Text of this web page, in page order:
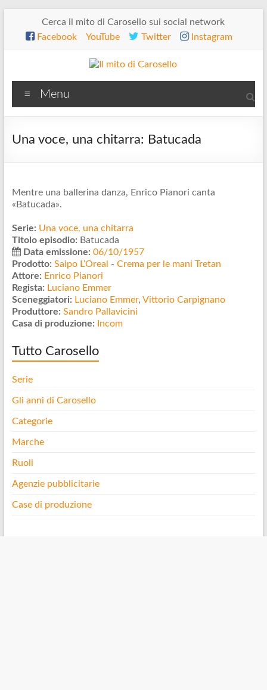
contenuto
Cerca il mito di Carosello sui social network
Facebook
YouTube Twitter Instagram
Il
mito
di
Menu
Una voce, una chitarra: Batucada
Mentre una ballerina danza, Enrico Pianori canta
«Batucada».
Serie: Una voce, una chitarra
Titolo episodio: Batucada
Data emissione: 06/10/1957
Prodotto: Saipo L’Oreal - Crema per le mani Tretan
Attore: Enrico Pianori
Regista: Luciano Emmer
Sceneggiatori: Luciano Emmer, Vittorio Carpignano
Produttore: Sandro Pallavicini
Casa di produzione:
Incom
Tutto Carosello
Serie
Gli anni di Carosello
Categorie
Marche
Ruoli
Agenzie pubblicitarie
Case di produzione